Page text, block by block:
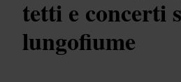
tetti e concerti
lungofiume